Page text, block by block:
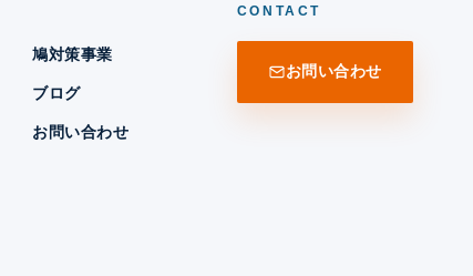
鳩対策事業
ブログ
お問い合わせ
CONTACT
お問い合わせ